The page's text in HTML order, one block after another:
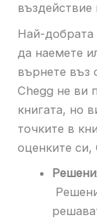
Най-добрата
да наемете
върнете въз
Chegg не ви
книгата, но
точките в
оценките си,